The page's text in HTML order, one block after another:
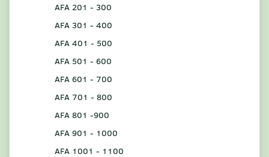
AFA 201 - 300
AFA 301 - 400
AFA 401 - 500
AFA 501 - 600
AFA 601 - 700
AFA 701 - 800
AFA 801 -900
AFA 901 - 1000
AFA 1001 - 1100